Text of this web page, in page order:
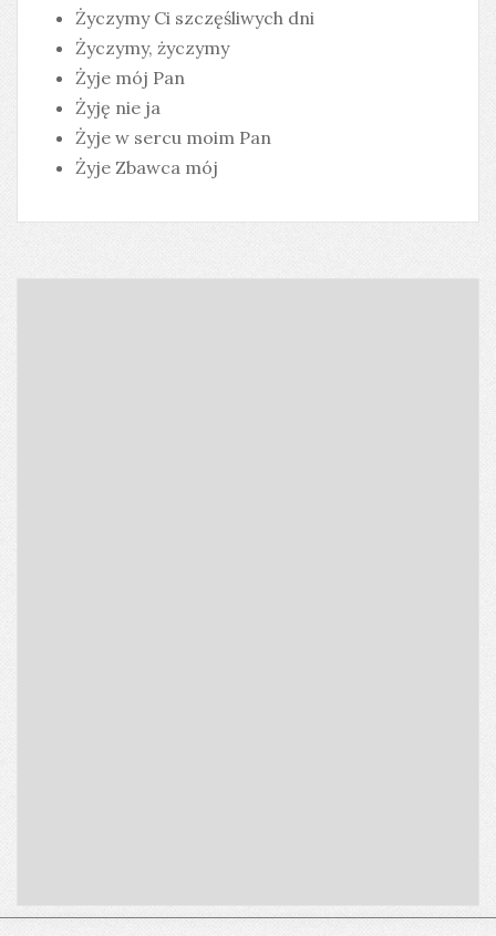
Życzymy Ci szczęśliwych dni
Życzymy, życzymy
Żyje mój Pan
Żyję nie ja
Żyje w sercu moim Pan
Żyje Zbawca mój